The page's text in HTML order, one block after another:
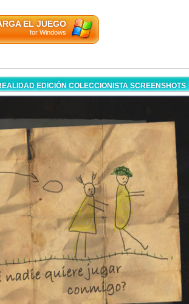
EL JUEGO
for Windows
EDICIÓN COLECCIONISTA SCREENSHOTS